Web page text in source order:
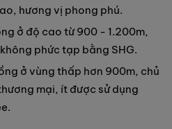
hương vị phong phú.
ở độ cao từ 900 - 1.200m,
phức tạp bằng SHG.
ở vùng thấp hơn 900m, chủ
mại, ít được sử dụng